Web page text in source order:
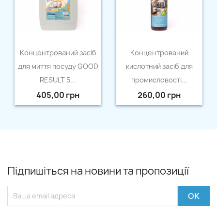
 Швидкий перегляд
Концентрований засіб
для миття посуду GOOD
RESULT 5...
405,00 грн
Швидкий перегляд
Концентрований
кислотний засіб для
промисловості...
260,00 грн
Підпишіться на новини та пропозиції